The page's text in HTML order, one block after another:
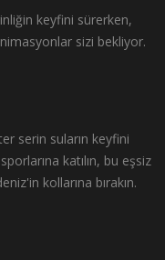
keyfini sürerken,
sizi bekliyor.
serin suların keyfini
katılın, bu eşsiz
kollarına bırakın.